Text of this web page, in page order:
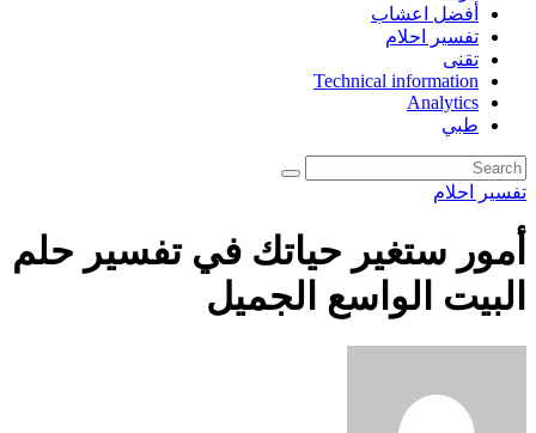
أفضل اعشاب
تفسير احلام
تقنى
Technical information
Analytics
طبي
تفسير احلام
أمور ستغير حياتك في تفسير حلم
البيت الواسع الجميل